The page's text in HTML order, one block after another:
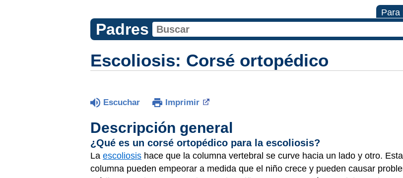
Para
Padres
Escoliosis: Corsé ortopédico
Escuchar Imprimir
Descripción general
¿Qué es un corsé ortopédico para la escoliosis?
La escoliosis hace que la columna vertebral se curve hacia un lado y otro.
columna pueden empeorar a medida que el niño crece y pueden causar